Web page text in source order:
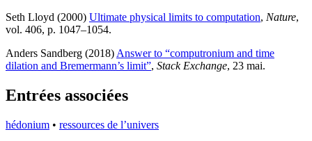
Seth Lloyd (2000) Ultimate physical limits to computation, Nature,
vol. 406, p. 1047–1054.
Anders Sandberg (2018) Answer to “computronium and time
dilation and Bremermann’s limit”, Stack Exchange, 23 mai.
Entrées associées
hédonium • ressources de l’univers